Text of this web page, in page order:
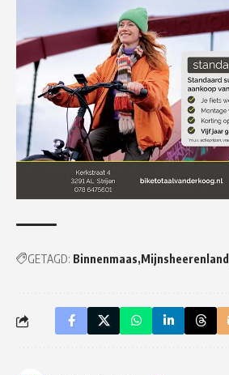
GETAGD: Binnenmaas Mijnsheerenland